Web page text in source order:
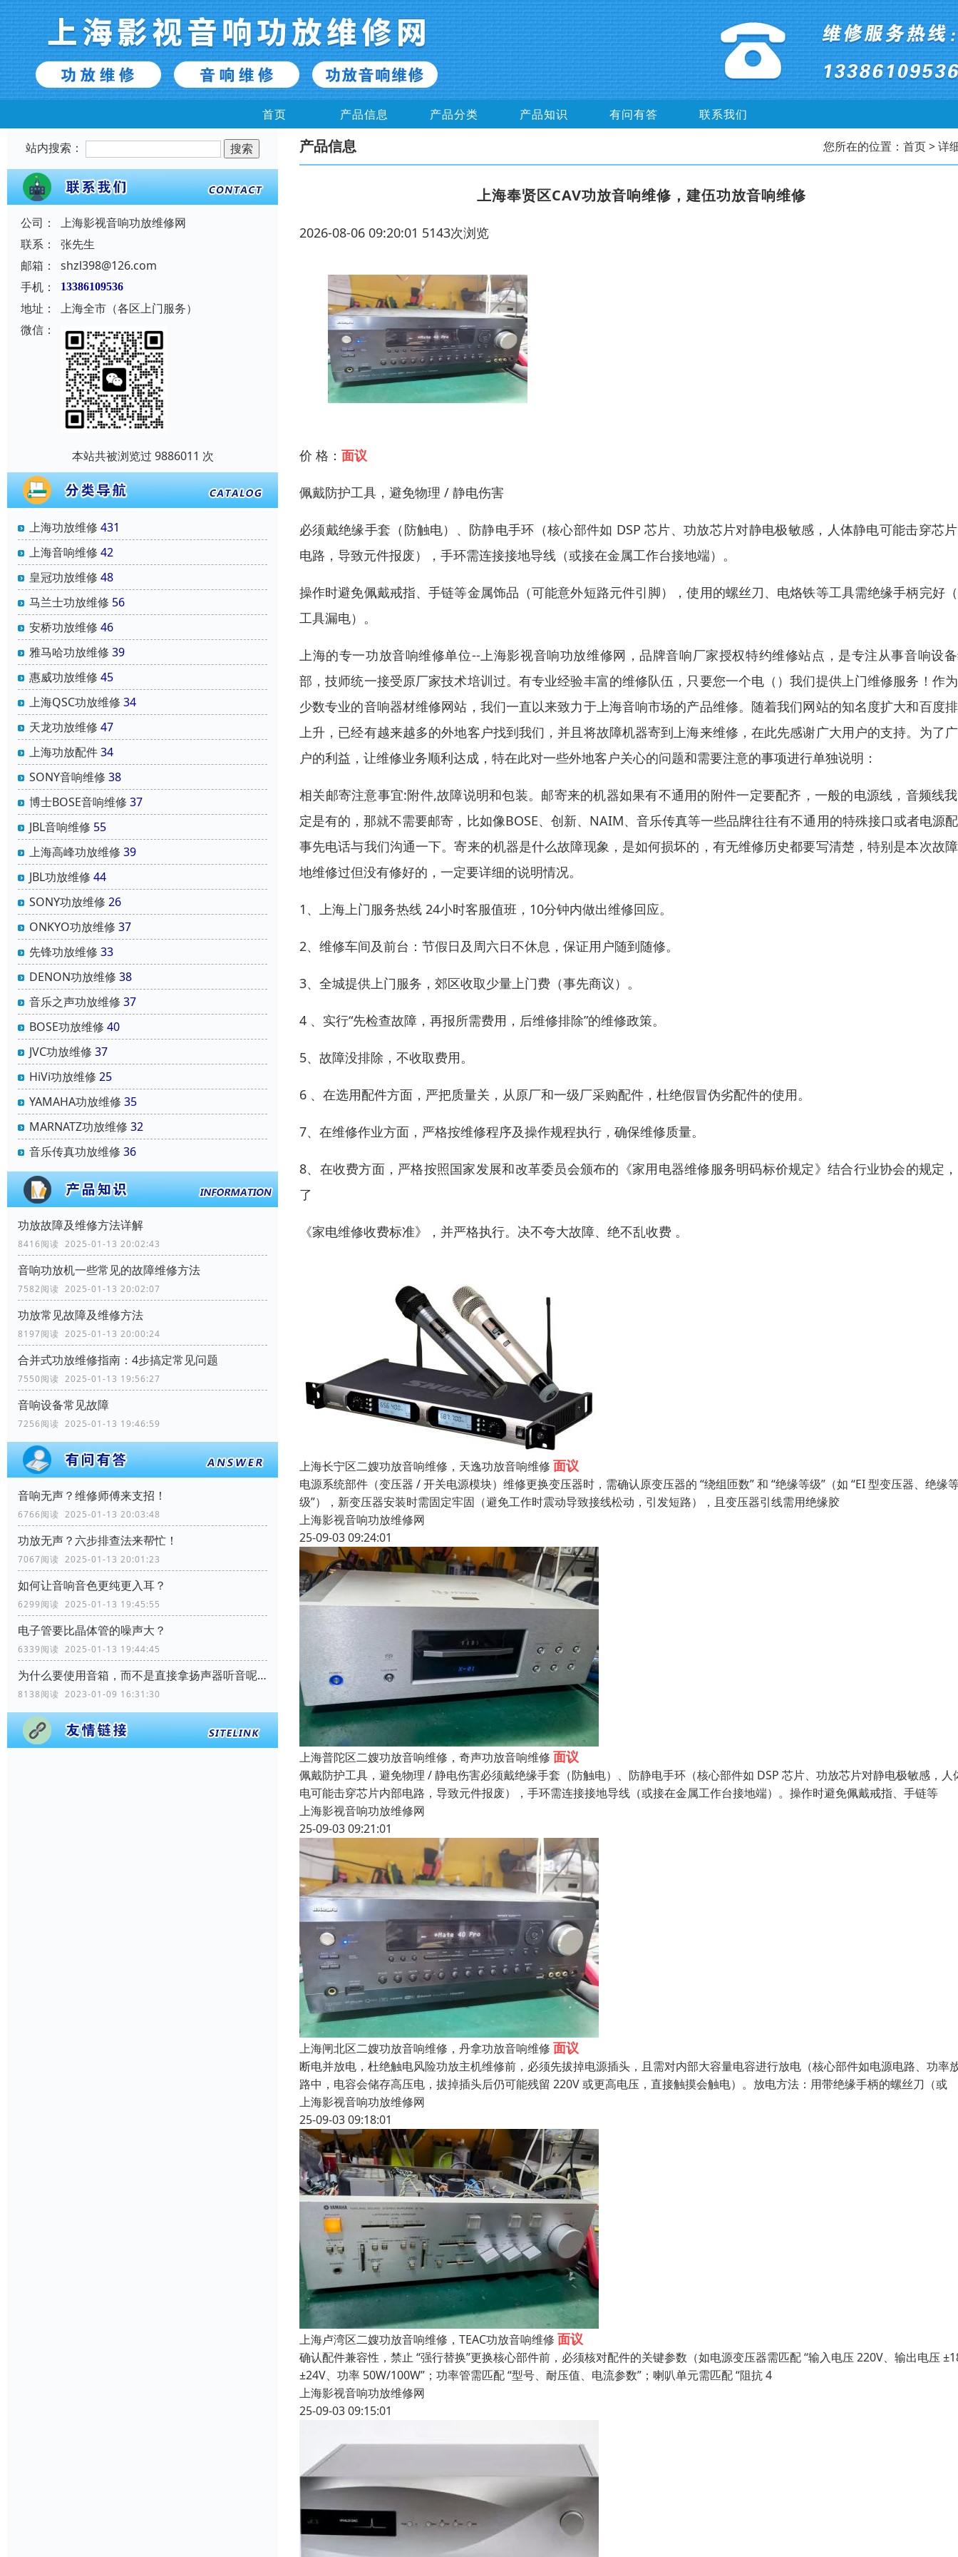
首页 产品信息 产品分类 产品知识 有问有答 联系我们
站内搜索：
公司：
上海影视音响功放维修网
联系：
张先生
邮箱：
shzl398@126.com
手机：
13386109536
地址：
上海全市（各区上门服务）
微信：
本站共被浏览过 9886011 次
上海功放维修 431
上海音响维修 42
皇冠功放维修 48
马兰士功放维修 56
安桥功放维修 46
雅马哈功放维修 39
惠威功放维修 45
上海QSC功放维修 34
天龙功放维修 47
上海功放配件34
SONY音响维修 38
博士BOSE音响维修 37
JBL音响维修 55
上海高峰功放维修 39
JBL功放维修 44
SONY功放维修 26
ONKYO功放维修 37
先锋功放维修 33
DENON功放维修 38
音乐之声功放维修 37
BOSE功放维修 40
JVC功放维修 37
HiVi功放维修 25
YAMAHA功放维修 35
MARNATZ功放维修 32
音乐传真功放维修 36
功放故障及维修方法详解
8416阅读 2025-01-13 20:02:43
音响功放机一些常见的故障维修方法
7582阅读 2025-01-13 20:02:07
功放常见故障及维修方法
8197阅读 2025-01-13 20:00:24
合并式功放维修指南：4步搞定常见问题
7550阅读 2025-01-13 19:56:27
音响设备常见故障
7256阅读 2025-01-13 19:46:59
音响无声？维修师傅来支招！
6766阅读 2025-01-13 20:03:48
功放无声？六步排查法来帮忙！
7067阅读 2025-01-13 20:01:23
如何让音响音色更纯更入耳？
6299阅读 2025-01-13 19:45:55
电子管要比晶体管的噪声大？
6339阅读 2025-01-13 19:44:45
为什么要使用音箱，而不是直接拿扬声器听音呢？
8138阅读 2023-01-09 16:31:30
产品信息 您所在的位置： 首页> 详
上海奉贤区CAV功放音响维修，建伍功放音响维修
2026-08-06 09:20:01 5143次浏览
价 格： 面议
佩戴防护工具，避免物理 / 静电伤害
必须戴绝缘手套（防触电）、防静电手环（核心部件如 DSP 芯片、功放芯片对静电极敏感，人体静电可能击穿芯
电路，导致元件报废），手环需连接接地导线（或接在金属工作台接地端）。
操作时避免佩戴戒指、手链等金属饰品（可能意外短路元件引脚），使用的螺丝刀、电烙铁等工具需绝缘手柄完好
工具漏电）。
上海的专一功放音响维修单位--上海影视音响功放维修网，品牌音响厂家授权特约维修站点，是专注从事音响设
部，技师统一接受原厂家技术培训过。有专业经验丰富的维修队伍，只要您一个电（）我们提供上门维修服务！作
少数专业的音响器材维修网站，我们一直以来致力于上海音响市场的产品维修。随着我们网站的知名度扩大和百度
上升，已经有越来越多的外地客户找到我们，并且将故障机器寄到上海来维修，在此先感谢广大用户的支持。为了
户的利益，让维修业务顺利达成，特在此对一些外地客户关心的问题和需要注意的事项进行单独说明：
相关邮寄注意事宜:附件,故障说明和包装。邮寄来的机器如果有不通用的附件一定要配齐，一般的电源线，音频线
定是有的，那就不需要邮寄，比如像BOSE、创新、NAIM、音乐传真等一些品牌往往有不通用的特殊接口或者电源
事先电话与我们沟通一下。寄来的机器是什么故障现象，是如何损坏的，有无维修历史都要写清楚，特别是本次故
地维修过但没有修好的，一定要详细的说明情况。
1、上海上门服务热线 24小时客服值班，10分钟内做出维修回应。
2、维修车间及前台：节假日及周六日不休息，保证用户随到随修。
3、全城提供上门服务，郊区收取少量上门费（事先商议）。
4 、实行“先检查故障，再报所需费用，后维修排除”的维修政策。
5、故障没排除，不收取费用。
6 、在选用配件方面，严把质量关，从原厂和一级厂采购配件，杜绝假冒伪劣配件的使用。
7、在维修作业方面，严格按维修程序及操作规程执行，确保维修质量。
8、在收费方面，严格按照国家发展和改革委员会颁布的《家用电器维修服务明码标价规定》结合行业协会的规定
了
《家电维修收费标准》，并严格执行。决不夸大故障、绝不乱收费 。
上海长宁区二嫂功放音响维修，天逸功放音响维修 面议
电源系统部件（变压器 / 开关电源模块）维修更换变压器时，需确认原变压器的 “绕组匝数” 和 “绝缘等级”（如 “EI 型变压器、绝缘
级”），新变压器安装时需固定牢固（避免工作时震动导致接线松动，引发短路），且变压器引线需用绝缘胶
上海影视音响功放维修网
25-09-03 09:24:01
上海普陀区二嫂功放音响维修，奇声功放音响维修 面议
佩戴防护工具，避免物理 / 静电伤害必须戴绝缘手套（防触电）、防静电手环（核心部件如 DSP 芯片、功放芯片对静电极敏感，人
电可能击穿芯片内部电路，导致元件报废），手环需连接接地导线（或接在金属工作台接地端）。操作时避免佩戴戒指、手链等
上海影视音响功放维修网
25-09-03 09:21:01
上海闸北区二嫂功放音响维修，丹拿功放音响维修 面议
断电并放电，杜绝触电风险功放主机维修前，必须先拔掉电源插头，且需对内部大容量电容进行放电（核心部件如电源电路、功率
路中，电容会储存高压电，拔掉插头后仍可能残留 220V 或更高电压，直接触摸会触电）。放电方法：用带绝缘手柄的螺丝刀（或
上海影视音响功放维修网
25-09-03 09:18:01
上海卢湾区二嫂功放音响维修，TEAC功放音响维修 面议
确认配件兼容性，禁止 “强行替换”更换核心部件前，必须核对配件的关键参数（如电源变压器需匹配 “输入电压 220V、输出电压
±24V、功率 50W/100W”；功率管需匹配 “型号、耐压值、电流参数”；喇叭单元需匹配 “阻抗 4
上海影视音响功放维修网
25-09-03 09:15:01